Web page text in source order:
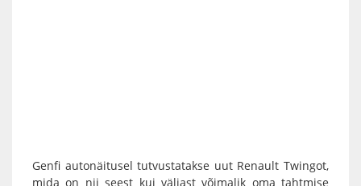
Genfi autonäitusel tutvustatakse uut Renault Twingot,
mida on nii seest kui väljast võimalik oma tahtmise